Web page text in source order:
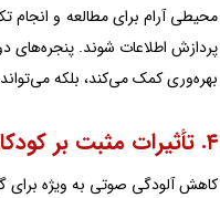
محیطی آرام برای مطالعه و انجام
پردازش اطلاعات شوند. پنجره‌های
بهره‌وری کمک می‌کند، بلکه
۴. تأثیرات مثبت بر کودکان و سالمندان
کاهش آلودگی صوتی به ویژه برای